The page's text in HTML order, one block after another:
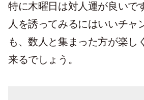
特に木曜日は対人運が良いで
人を誘ってみるにはいいチャ
も、数人と集まった方が楽し
来るでしょう。